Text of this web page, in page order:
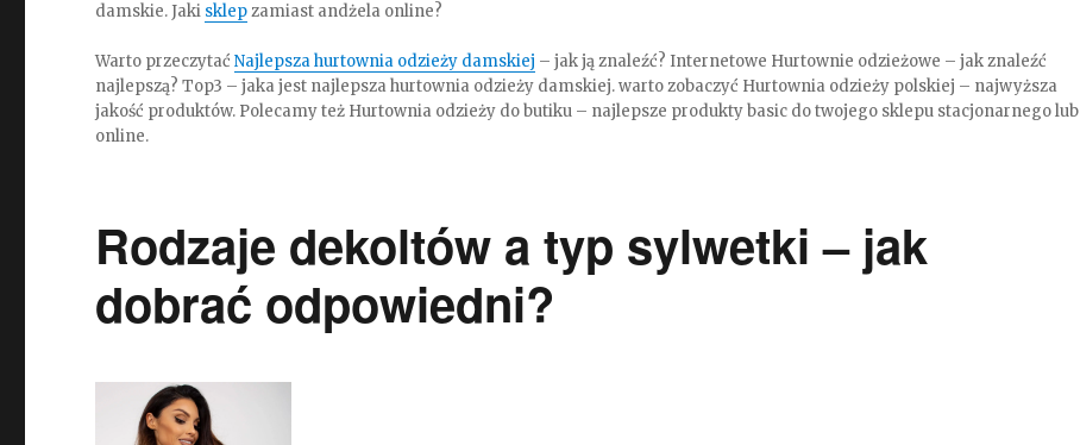
damskie. Jaki sklepzamiast andżela online?
Warto przeczytaćNajlepsza hurtownia odzieży damskiej – jak ją znaleźć? Internetowe Hurtownie odzieżowe – jak znaleźć
najlepszą? Top3 – jaka jest najlepsza hurtownia odzieży damskiej. warto zobaczyć Hurtownia odzieży polskiej – najwyższa
jakość produktów. Polecamy też Hurtownia odzieży do butiku – najlepsze produkty basic do twojego sklepu stacjonarnego lub
online.
Rodzaje dekoltów a typ sylwetki – jak
dobrać odpowiedni?